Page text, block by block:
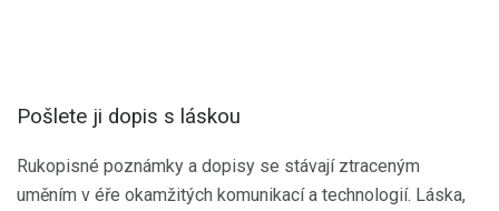
Pošlete ji dopis s láskou
Rukopisné poznámky a dopisy se stávají ztraceným
uměním v éře okamžitých komunikací a technologií. Láska,